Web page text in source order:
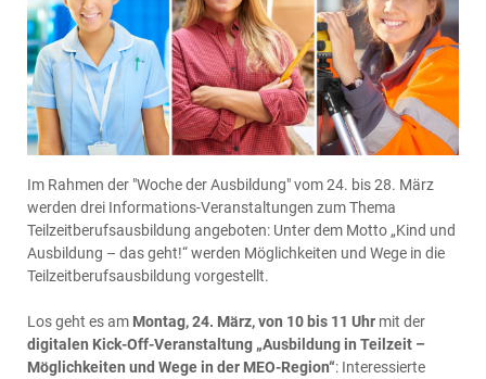
Im Rahmen der "Woche der Ausbildung" vom 24. bis 28. März
werden drei Informations-Veranstaltungen zum Thema
Teilzeitberufsausbildung angeboten: Unter dem Motto „Kind und
Ausbildung – das geht!“ werden Möglichkeiten und Wege in die
Teilzeitberufsausbildung vorgestellt.
Los geht es am Montag, 24. März, von 10 bis 11 Uhr mit der
digitalen Kick-Off-Veranstaltung „Ausbildung in Teilzeit –
Möglichkeiten und Wege in der MEO-Region“: Interessierte